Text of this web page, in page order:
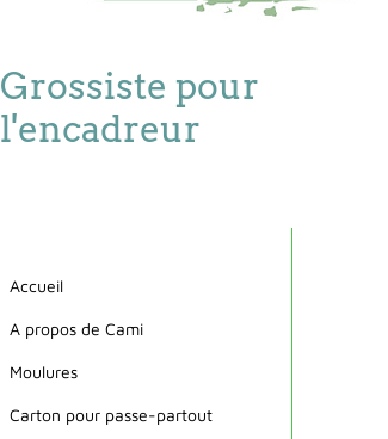
Grossiste pour
l'encadreur
Accueil
A propos de Cami
Moulures
Carton pour passe-partout